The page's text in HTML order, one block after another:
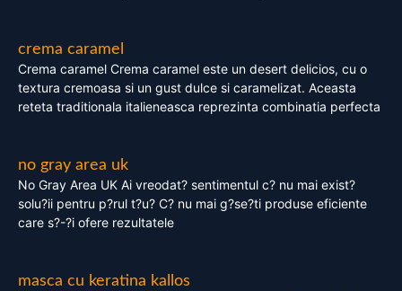
crema caramel
Crema caramel Crema caramel este un desert delicios, cu o
textura cremoasa si un gust dulce si caramelizat. Aceasta
reteta traditionala italieneasca reprezinta combinatia perfecta
no gray area uk
No Gray Area UK Ai vreodat? sentimentul c? nu mai exist?
solu?ii pentru p?rul t?u? C? nu mai g?se?ti produse eficiente
care s?-?i ofere rezultatele
masca cu keratina kallos